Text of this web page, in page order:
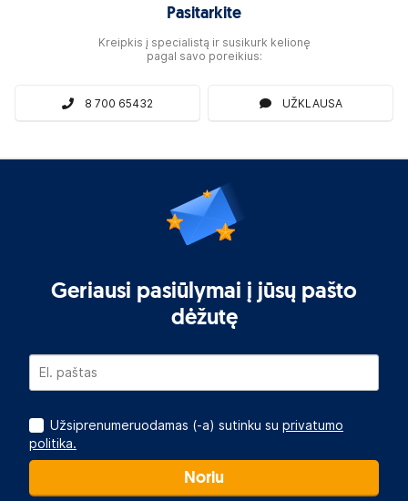
Pasitarkite
Kreipkis į specialistą ir susikurk kelionę
pagal savo poreikius:
8 700 65432 UŽKLAUSA
Geriausi pasiūlymai į jūsų pašto
dėžutę
Užsiprenumeruodamas (-a) sutinku su privatumo
politika.
Noriu